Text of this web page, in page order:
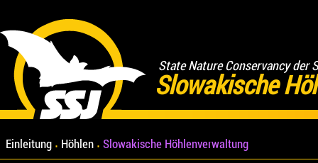
State Nature Conservancy der
Slowakische
Einleitung Höhlen Slowakische Höhlenverwaltung